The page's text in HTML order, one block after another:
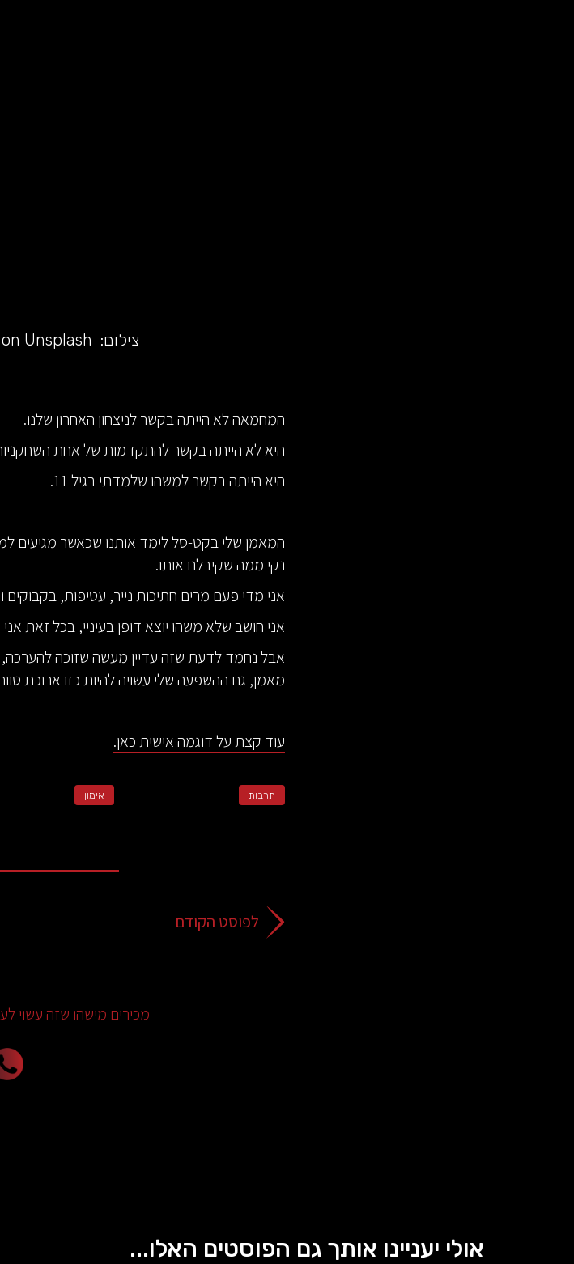
צילום: Unsplash
המחמאה לא הייתה בקשר לניצחון האחרון שלנו.
היא לא הייתה בקשר להתקדמות של אחת
היא הייתה בקשר למשהו שלמדתי בגיל 11.
המאמן שלי בקט-סל לימד אותנו שכאשר מגיעים
נקי ממה שקיבלנו אותו.
אני מדי פעם מרים חתיכות נייר, עטיפות,
אני חושב שלא משהו יוצא דופן בעיניי, בכל זאת אני
אבל נחמד לדעת שזה עדיין מעשה שזוכה
מאמן, גם ההשפעה שלי עשויה להיות כזו ארוכת
עוד קצת על דוגמה אישית כאן.
תרבות אימון
לפוסט הקודם
מכירים מישהו שזה עשוי
אולי יעניינו אותך גם הפוסטים האלו...